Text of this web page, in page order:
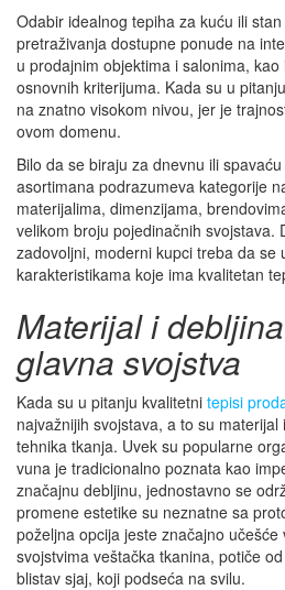
Odabir idealnog tepiha za kuću ili
pretraživanja dostupne ponude na
u prodajnim objektima i salonima,
osnovnih kriterijuma. Kada su u
na znatno visokom nivou, jer je
ovom domenu.
Bilo da se biraju za dnevnu ili
asortimana podrazumeva kategorije
materijalima, dimenzijama,
velikom broju pojedinačnih svojstava.
zadovoljni, moderni kupci treba da se
karakteristikama koje ima kvalitetan
Materijal i
glavna svojstva
Kada su u pitanju kvalitetni tepisi
najvažnijih svojstava, a to su
tehnika tkanja. Uvek su popularne
vuna je tradicionalno poznata kao
značajnu debljinu, jednostavno se
promene estetike su neznatne sa
poželjna opcija jeste značajno učešće
svojstvima veštačka tkanina, potiče
blistav sjaj, koji podseća na svilu.